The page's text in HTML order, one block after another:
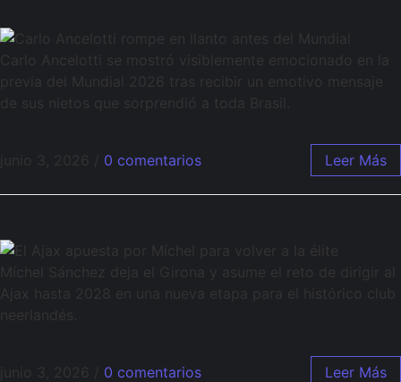
Carlo Ancelotti se mostró visiblemente emocionado en la
previa del Mundial 2026 tras recibir un emotivo mensaje
de sus nietos que sorprendió a toda Brasil.
0 comentarios Leer Más
Míchel Sánchez deja el Girona y asume el reto de dirigir al
Ajax hasta 2028 en una nueva etapa para el histórico club
neerlandés.
junio 3, 2026 0 comentarios Leer Más